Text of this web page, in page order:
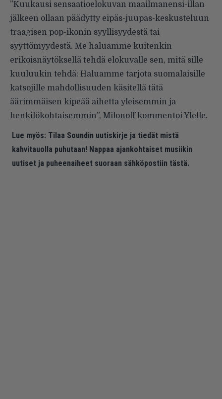
”Kuukausi sensaatioelokuvan maailmanensi-illan
jälkeen ollaan päädytty eipäs-juupas-keskusteluun
traagisen pop-ikonin syyllisyydestä tai
syyttömyydestä. Me haluamme kuitenkin
erikoisnäytöksellä tehdä elokuvalle sen, mitä sille
kuuluukin tehdä: Haluamme tarjota suomalaisille
katsojille mahdollisuuden käsitellä tätä
äärimmäisen kipeää aihetta yleisemmin ja
henkilökohtaisemmin”, Milonoff kommentoi Ylelle.
Lue myös: Tilaa Soundin uutiskirje ja tiedät mistä
kahvitauolla puhutaan! Nappaa ajankohtaiset musiikin
uutiset ja puheenaiheet suoraan sähköpostiin tästä.